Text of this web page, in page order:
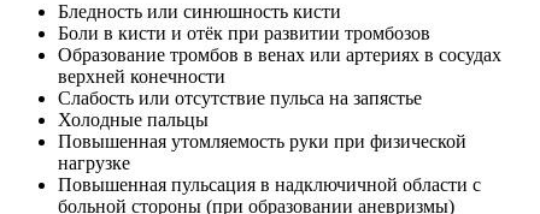
Бледность или синюшность кисти
Боли в кисти и отёк при развитии тромбозов
Образование тромбов в венах или артериях в сосудах
верхней конечности
Слабость или отсутствие пульса на запястье
Холодные пальцы
Повышенная утомляемость руки при физической
нагрузке
Повышенная пульсация в надключичной области с
больной стороны (при образовании аневризмы)